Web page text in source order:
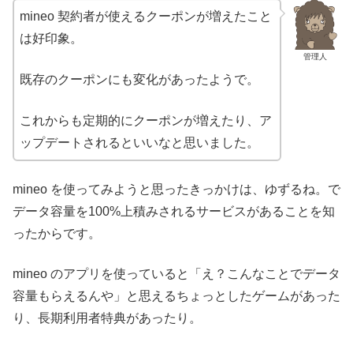
管理人
mineo 契約者が使えるクーポンが増えたこと
は好印象。
既存のクーポンにも変化があったようで。
これからも定期的にクーポンが増えたり、ア
ップデートされるといいなと思いました。
mineo を使ってみようと思ったきっかけは、ゆずるね。で
データ容量を100%上積みされるサービスがあることを知
ったからです。
mineo のアプリを使っていると「え？こんなことでデータ
容量もらえるんや」と思えるちょっとしたゲームがあった
り、長期利用者特典があったり。